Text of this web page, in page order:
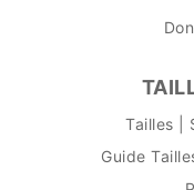
Tailles |
Guide